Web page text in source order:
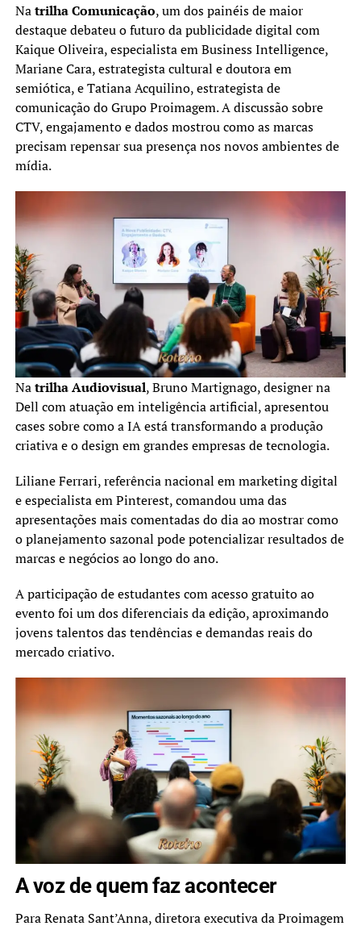
Natrilha Comunicação, um dos painéis de maior
destaque debateu o futuro da publicidade digital com
Kaique Oliveira, especialista em Business Intelligence,
Mariane Cara, estrategista cultural e doutora em
semiótica, e Tatiana Acquilino, estrategista de
comunicação do Grupo Proimagem. A discussão sobre
CTV, engajamento e dados mostrou como as marcas
precisam repensar sua presença nos novos ambientes de
mídia.
Natrilha Audiovisual, Bruno Martignago, designer na
Dell com atuação em inteligência artificial, apresentou
cases sobre como a IA está transformando a produção
criativa e o design em grandes empresas de tecnologia.
Liliane Ferrari, referência nacional em marketing digital
e especialista em Pinterest, comandou uma das
apresentações mais comentadas do dia ao mostrar como
o planejamento sazonal pode potencializar resultados de
marcas e negócios ao longo do ano.
A participação de estudantes com acesso gratuito ao
evento foi um dos diferenciais da edição, aproximando
jovens talentos das tendências e demandas reais do
mercado criativo.
A voz de quem faz acontecer
Para Renata Sant’Anna, diretora executiva da Proimagem